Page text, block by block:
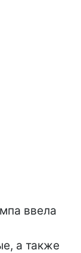
ввела
а также